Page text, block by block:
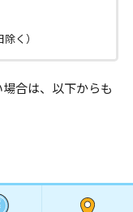
く）
合は、以下からも